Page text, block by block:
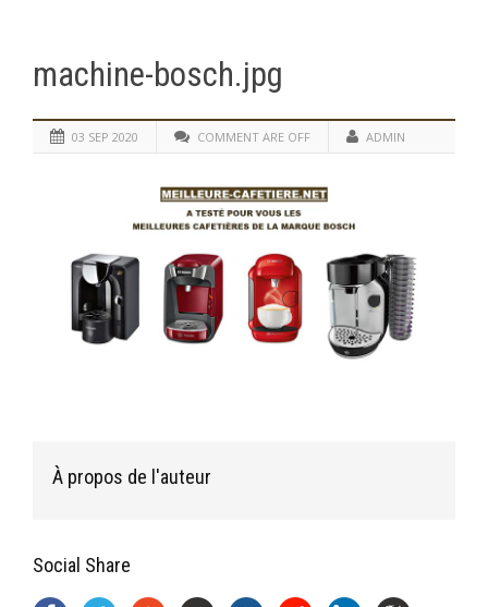
machine-bosch.jpg
03 SEP 2020 COMMENT ARE OFF ADMIN
À propos de l'auteur
Social Share